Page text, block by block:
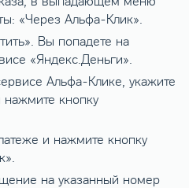
«Через Альфа-Клик».
Вы попадете на
«Яндекс.Деньги».
Альфа-Клике, укажите
кнопку
и нажмите кнопку
на указанный номер